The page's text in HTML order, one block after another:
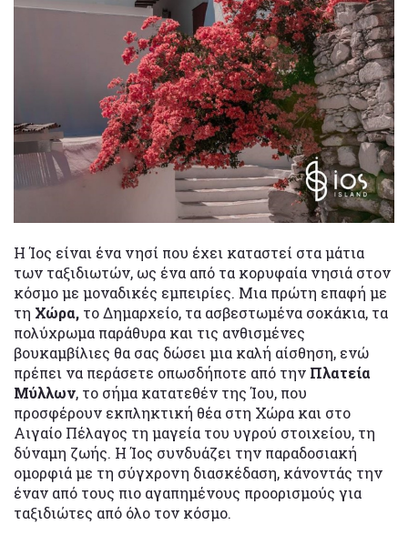
Η Ίος είναι ένα νησί που έχει καταστεί στα μάτια
των ταξιδιωτών, ως ένα από τα κορυφαία νησιά στον
κόσμο με μοναδικές εμπειρίες. Μια πρώτη επαφή με
τη Χώρα, το Δημαρχείο, τα ασβεστωμένα σοκάκια, τα
πολύχρωμα παράθυρα και τις ανθισμένες
βουκαμβίλιες θα σας δώσει μια καλή αίσθηση, ενώ
πρέπει να περάσετε οπωσδήποτε από την Πλατεία
Μύλλων, το σήμα κατατεθέν της Ίου, που
προσφέρουν εκπληκτική θέα στη Χώρα και στο
Αιγαίο Πέλαγος τη μαγεία του υγρού στοιχείου, τη
δύναμη ζωής. Η Ίος συνδυάζει την παραδοσιακή
ομορφιά με τη σύγχρονη διασκέδαση, κάνοντάς την
έναν από τους πιο αγαπημένους προορισμούς για
ταξιδιώτες από όλο τον κόσμο.